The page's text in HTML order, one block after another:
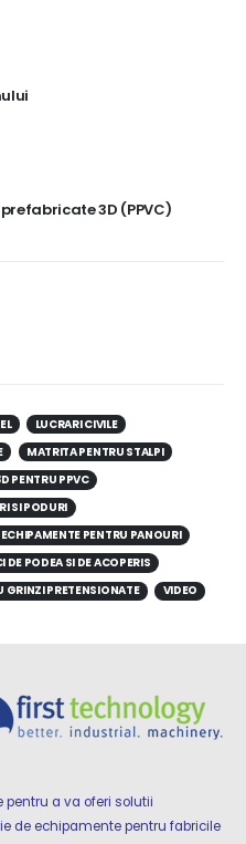
3D (PPVC)
LUCRARI CIVILE
MATRITA PENTRU STALPI
PENTRU PPVC
SI PODURI
PENTRU PANOURI
DE PODEA SI DE ACOPERIS
GRINZI PRETENSIONATE
VIDEO
pentru a va oferi solutii
de echipamente pentru fabricile